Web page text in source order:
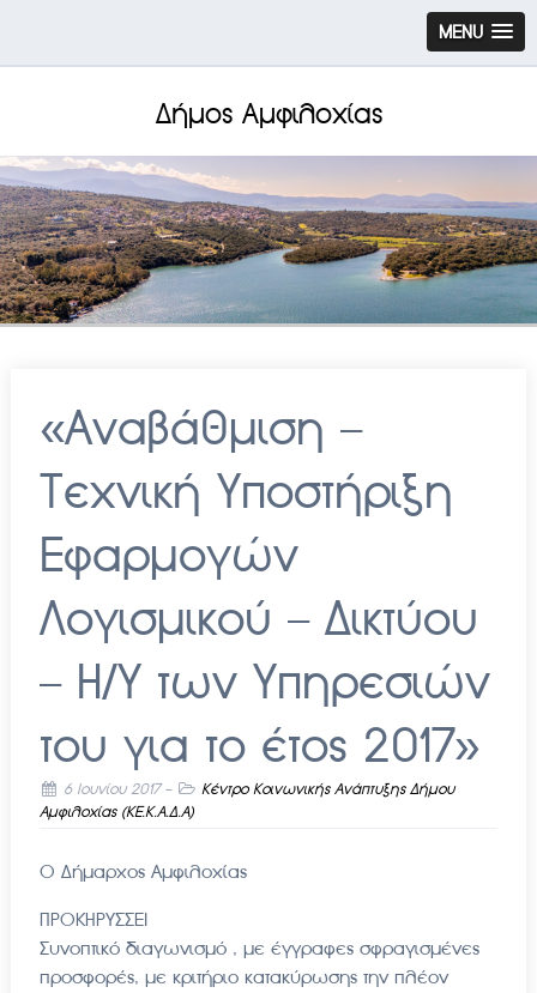
MENU
Δήμος Αμφιλοχίας
«Αναβάθμιση –
Τεχνική Υποστήριξη
Εφαρμογών
Λογισμικού – Δικτύου
– Η/Υ των Υπηρεσιών
του για το έτος 2017»
6 Ιουνίου 2017-
Κέντρο Κοινωνικής Ανάπτυξης Δήμου
Αμφιλοχίας (ΚΕ.Κ.Α.Δ.Α)
Ο Δήμαρχος Αμφιλοχίας
ΠΡΟΚΗΡΥΣΣΕΙ
Συνοπτικό διαγωνισμό , με έγγραφες σφραγισμένες
προσφορές, με κριτήριο κατακύρωσης την πλέον